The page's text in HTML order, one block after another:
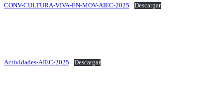
CONV-CULTURA-VIVA-EN-MOV-AIEC-2025 Descargar
Actividades-AIEC-2025 Descargar